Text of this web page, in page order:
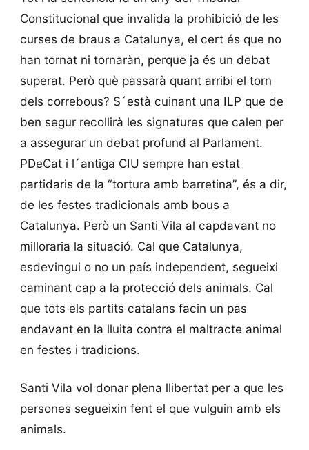
Constitucional que invalida la prohibició de les
curses de braus a Catalunya, el cert és que no
han tornat ni tornaràn, perque ja és un debat
superat. Però què passarà quant arribi el torn
dels correbous? S´està cuinant una ILP que de
ben segur recollirà les signatures que calen per
a assegurar un debat profund al Parlament.
PDeCat i l´antiga CIU sempre han estat
partidaris de la “tortura amb barretina”, és a dir,
de les festes tradicionals amb bous a
Catalunya. Però un Santi Vila al capdavant no
milloraria la situació. Cal que Catalunya,
esdevingui o no un país independent, segueixi
caminant cap a la protecció dels animals. Cal
que tots els partits catalans facin un pas
endavant en la lluita contra el maltracte animal
en festes i tradicions.
Santi Vila vol donar plena llibertat per a que les
persones segueixin fent el que vulguin amb els
animals.